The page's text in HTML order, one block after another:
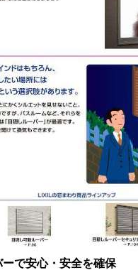
ーで安心・安全を確保